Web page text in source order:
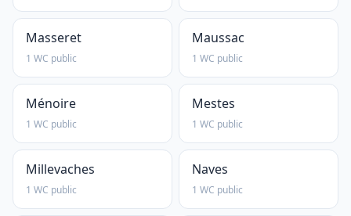
Masseret
1 WC public
Maussac
1 WC public
Ménoire
1 WC public
Mestes
1 WC public
Millevaches
1 WC public
Naves
1 WC public